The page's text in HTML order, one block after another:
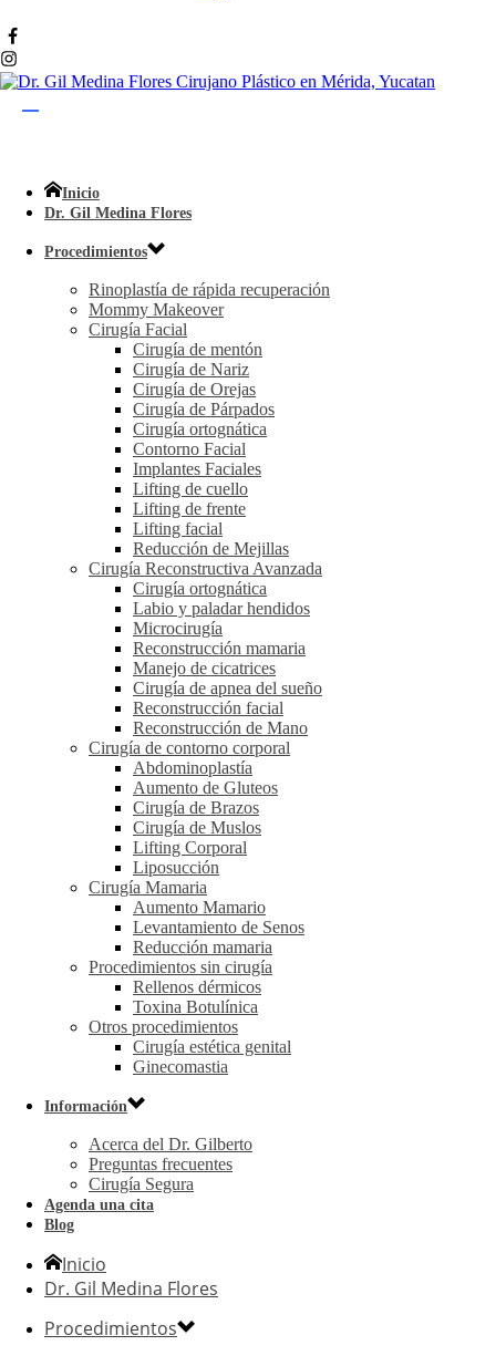
Inicio
Dr. Gil Medina Flores
Procedimientos
Rinoplastía de rápida recuperación
Mommy Makeover
Cirugía Facial
Cirugía de mentón
Cirugía de Nariz
Cirugía de Orejas
Cirugía de Párpados
Cirugía ortognática
Contorno Facial
Implantes Faciales
Lifting de cuello
Lifting de frente
Lifting facial
Reducción de Mejillas
Cirugía Reconstructiva Avanzada
Cirugía ortognática
Labio y paladar hendidos
Microcirugía
Reconstrucción mamaria
Manejo de cicatrices
Cirugía de apnea del sueño
Reconstrucción facial
Reconstrucción de Mano
Cirugía de contorno corporal
Abdominoplastía
Aumento de Gluteos
Cirugía de Brazos
Cirugía de Muslos
Lifting Corporal
Liposucción
Cirugía Mamaria
Aumento Mamario
Levantamiento de Senos
Reducción mamaria
Procedimientos sin cirugía
Rellenos dérmicos
Toxina Botulínica
Otros procedimientos
Cirugía estética genital
Ginecomastia
Información
Acerca del Dr. Gilberto
Preguntas frecuentes
Cirugía Segura
Agenda una cita
Blog
Inicio
Dr. Gil Medina Flores
Procedimientos